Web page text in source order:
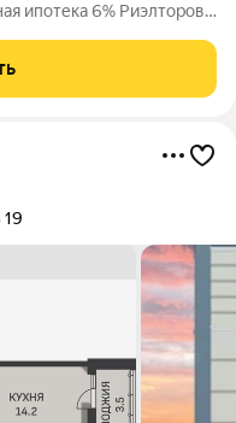
в центре города
19